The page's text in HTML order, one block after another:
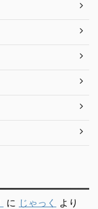
に じゃっく
より